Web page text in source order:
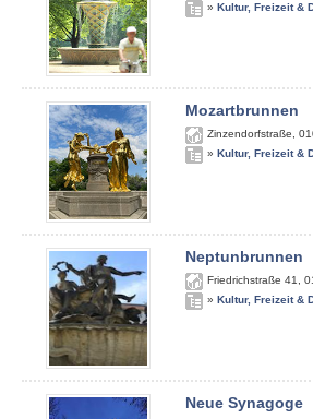
» Kultur, Freizeit &
Mozartbrunnen
Zinzendorfstraße
» Kultur, Freizeit &
Neptunbrunnen
Friedrichstraße 41
» Kultur, Freizeit &
Neue Synagoge